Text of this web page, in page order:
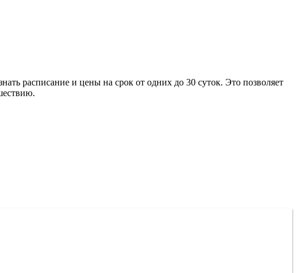
расписание и цены на срок от одних до 30 суток. Это позволяет